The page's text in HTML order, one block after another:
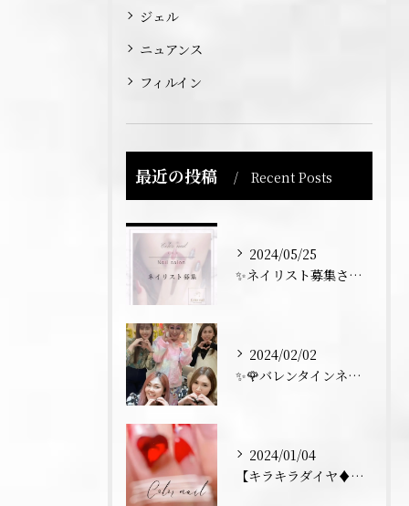
ジェル
ニュアンス
フィルイン
最近の投稿 Recent Posts
2024/05/25
✨ネイリスト募集させていただきます💅✨
2024/02/02
✨🌹バレンタインネイル トーク💅✨
2024/01/04
【キラキラダイヤ♦️フレンチネイル】